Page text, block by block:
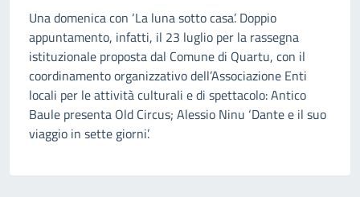
Una domenica con ‘La luna sotto casa’. Doppio
appuntamento, infatti, il 23 luglio per la rassegna
istituzionale proposta dal Comune di Quartu, con il
coordinamento organizzativo dell’Associazione Enti
locali per le attività culturali e di spettacolo: Antico
Baule presenta Old Circus; Alessio Ninu ‘Dante e il suo
viaggio in sette giorni’.